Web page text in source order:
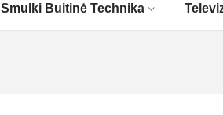
Smulki Buitinė Technika